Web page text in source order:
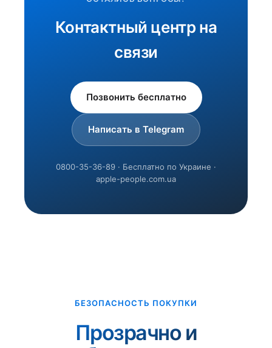
Контактный центр на
связи
Позвонить бесплатно
Написать в Telegram
0800-35-36-89 · Бесплатно по Украине ·
apple-people.com.ua
БЕЗОПАСНОСТЬ ПОКУПКИ
Прозрачно и